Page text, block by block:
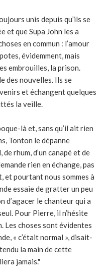
unis depuis qu’ils se
et que Supa John les a
en commun : l’amour
évidemment, mais
embrouilles, la prison.
des nouvelles. Ils se
et échangent quelques
la veille.
là et, sans qu’il ait rien
Tonton le dépanne
rhum, d’un canapé et de
rien en échange, pas
et pourtant nous sommes à
essaie de gratter un peu
d’agacer le chanteur qui a
Pour Pierre, il n’hésite
Les choses sont évidentes
« c’était normal », disait-
la main de cette
jamais."